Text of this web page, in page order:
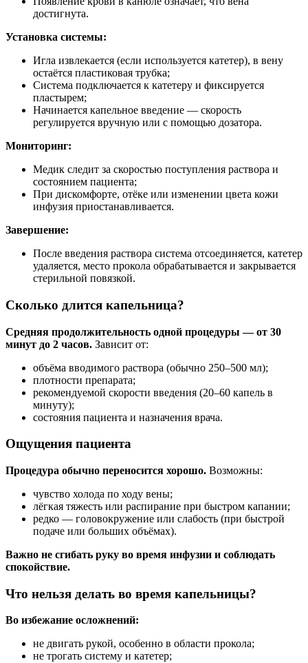
достигнута.
Установка системы:
Игла извлекается (если используется катетер), в вену
остаётся пластиковая трубка;
Система подключается к катетеру и фиксируется
пластырем;
Начинается капельное введение — скорость
регулируется вручную или с помощью дозатора.
Мониторинг:
Медик следит за скоростью поступления раствора и
состоянием пациента;
При дискомфорте, отёке или изменении цвета кожи
инфузия приостанавливается.
Завершение:
После введения раствора система отсоединяется, катетер
удаляется, место прокола обрабатывается и закрывается
стерильной повязкой.
Сколько длится капельница?
Средняя продолжительность одной процедуры — от 30
минут до 2 часов. Зависит от:
объёма вводимого раствора (обычно 250–500 мл);
плотности препарата;
рекомендуемой скорости введения (20–60 капель в
минуту);
состояния пациента и назначения врача.
Ощущения пациента
Процедура обычно переносится хорошо. Возможны:
чувство холода по ходу вены;
лёгкая тяжесть или распирание при быстром капании;
редко — головокружение или слабость (при быстрой
подаче или больших объёмах).
Важно не сгибать руку во время инфузии и соблюдать
спокойствие.
Что нельзя делать во время капельницы?
Во избежание осложнений:
не двигать рукой, особенно в области прокола;
не трогать систему и катетер;